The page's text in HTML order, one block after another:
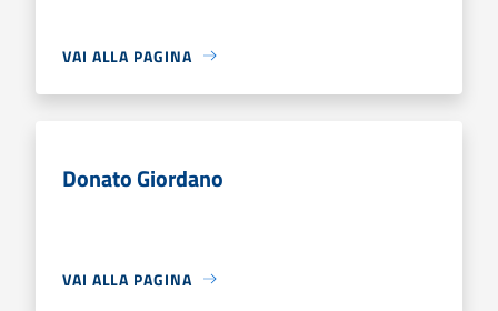
VAI ALLA PAGINA
Donato Giordano
VAI ALLA PAGINA